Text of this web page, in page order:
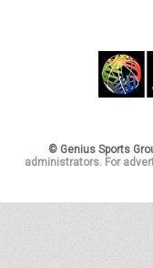
© Genius Sports
administrators. For